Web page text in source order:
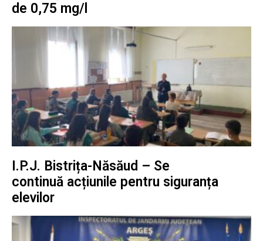
de 0,75 mg/l
I.P.J. Bistrița-Năsăud – Se
continuă acțiunile pentru siguranța
elevilor